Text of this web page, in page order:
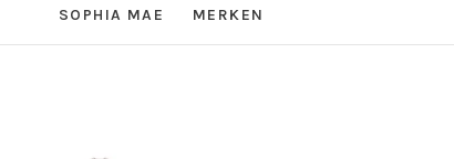
SOPHIA MAE
MERKEN